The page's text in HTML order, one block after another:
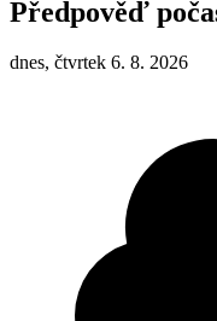
Předpověď
dnes, čtvrtek 6. 8. 2026